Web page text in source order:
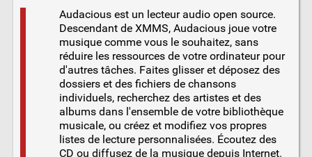
Audacious est un lecteur audio open source.
Descendant de XMMS, Audacious joue votre
musique comme vous le souhaitez, sans
réduire les ressources de votre ordinateur pour
d'autres tâches. Faites glisser et déposez des
dossiers et des fichiers de chansons
individuels, recherchez des artistes et des
albums dans l'ensemble de votre bibliothèque
musicale, ou créez et modifiez vos propres
listes de lecture personnalisées. Écoutez des
CD ou diffusez de la musique depuis Internet.